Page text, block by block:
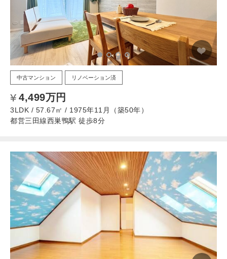
中古マンション リノベーション済
4,499万円
3LDK / 57.67㎡ / 1975年11月（築50年）
都営三田線西巣鴨駅 徒歩8分